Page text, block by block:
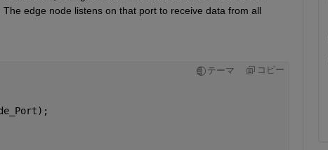
edge node listens on that port to receive data from all
テーマ コピー